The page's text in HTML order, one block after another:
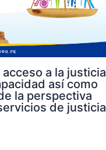
a la justicia
así como
la perspectiva
de justicia